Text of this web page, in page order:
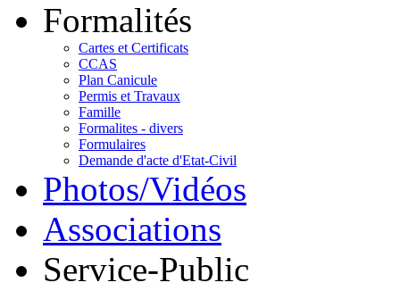
Formalités
Cartes et Certificats
CCAS
Plan Canicule
Permis et Travaux
Famille
Formalites - divers
Formulaires
Demande d'acte d'Etat-Civil
Photos/Vidéos
Associations
Service-Public